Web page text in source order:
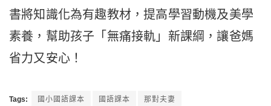
書將知識化為有趣教材，提高學習動機及美學
素養，幫助孩子「無痛接軌」新課綱，讓爸媽
省力又安心！
Tags: 國小國語課本 國語課本 那對夫妻